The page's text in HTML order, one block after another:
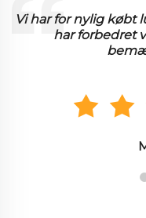
Vi har for nylig købt
har forbedret